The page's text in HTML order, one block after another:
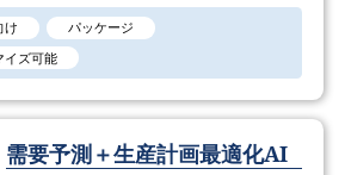
け
パッケージ
イズ可能
需要予測＋生産計画最適化AI